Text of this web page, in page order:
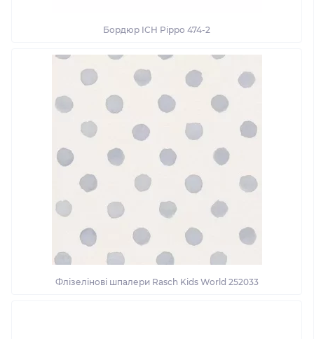
Бордюр ICH Pippo 474-2
Флізелінові шпалери Rasch Kids World 252033